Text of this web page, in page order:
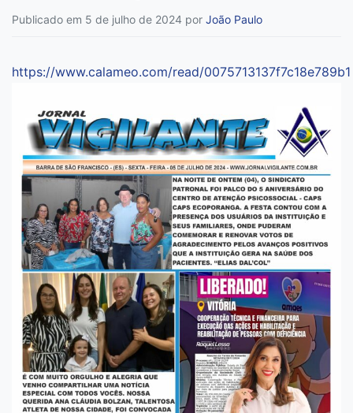
Publicado em 5 de julho de 2024 por João Paulo
https://www.calameo.com/read/0075713137f7c18e789b1